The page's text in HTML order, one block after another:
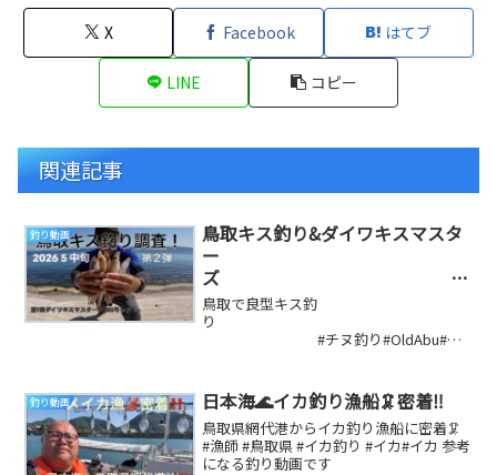
X Facebook はてブ
LINE コピー
関連記事
釣り動画
鳥取キス釣り&ダイワキスマスタ
ー
ズ
#キス投げり#OldAbu#尺
メバル#fishing#投げ釣り#フカセ
釣り#ダイワ#がまかつ#サーフ#
鳥取で良型キス釣
り
#チヌ釣り#OldAbu#尺
釣り動画 日本海🌊イカ釣り漁船🦑密着‼️
鳥取県網代港からイカ釣り漁船に密着🦑
#漁師 #鳥取県 #イカ釣り #イカ#イカ 参考
になる釣り動画です